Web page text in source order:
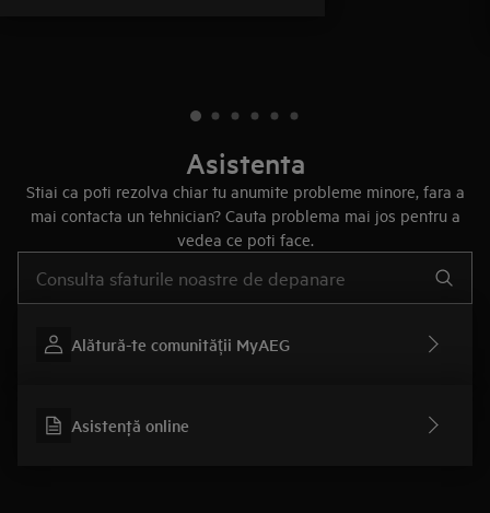
Asistenta
Stiai ca poti rezolva chiar tu anumite probleme minore, fara a
mai contacta un tehnician? Cauta problema mai jos pentru a
vedea ce poti face.
Alătură-te comunității MyAEG
Asistenţă online